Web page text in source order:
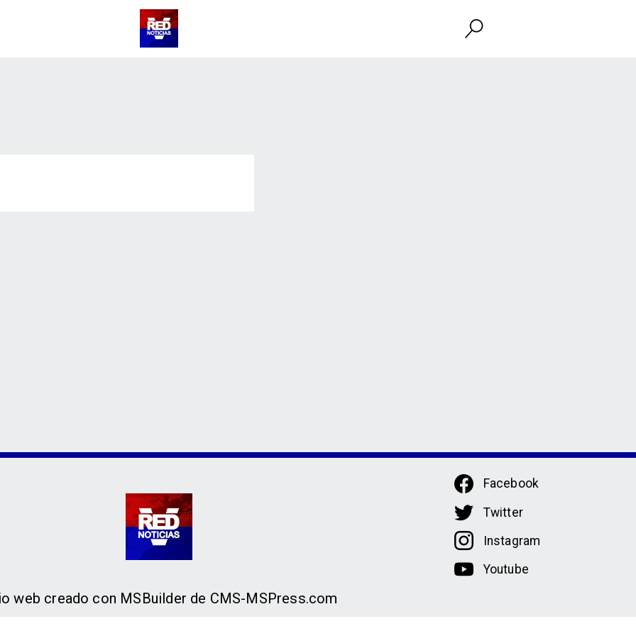
web creado con MSBuilder de CMS-MSPress.com
Facebook
Twitter
Instagram
Youtube